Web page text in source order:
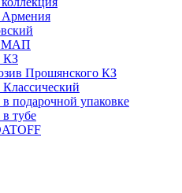
Армения
МАП
КЗ
Прошянского КЗ
подарочной упаковке
тубе